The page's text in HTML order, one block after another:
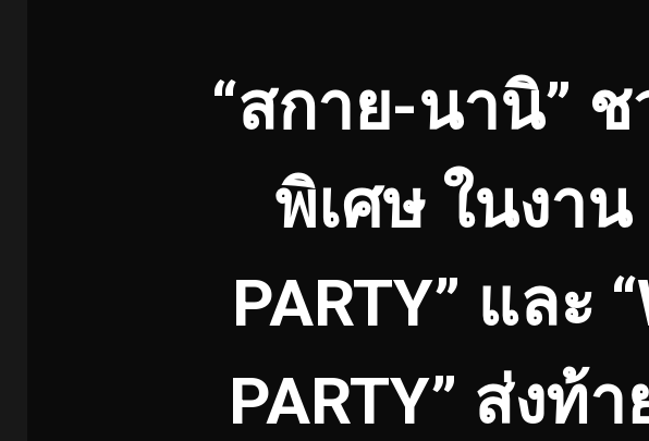
“สกาย-นานิ”
พิเศษ ในงาน
PARTY” และ
PARTY” ส่งท้